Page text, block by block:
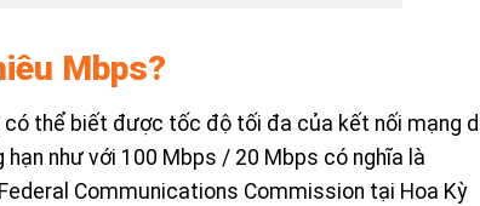
Mbps?
thể biết được tốc độ tối đa của kết nối mạng
như với 100 Mbps / 20 Mbps có nghĩa là
Communications Commission tại Hoa Kỳ